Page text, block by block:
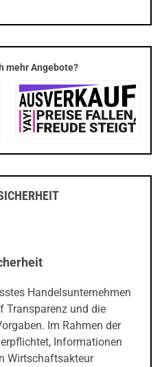
mehr Angebote?
Handelsunternehmen
Transparenz und die
Im Rahmen der
Informationen
Wirtschaftsakteur